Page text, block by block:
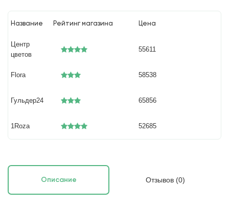
Название Рейтинг магазина Цена
Центр
цветов
55611
Flora 58538
Гульдер24 65856
1Roza 52685
Описание Отзывов (0)